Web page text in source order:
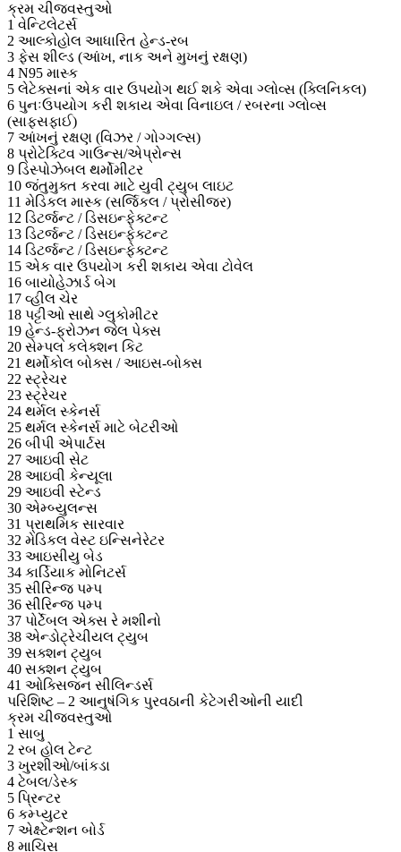
ક્રમ ચીજવસ્તુઓ
1 વેન્ટિલેટર્સ
2 આલ્કોહોલ આધારિત હેન્ડ-રબ
3 ફેસ શીલ્ડ (આંખ, નાક અને મુખનું રક્ષણ)
4 N95 માસ્ક
5 લેટેક્સનાં એક વાર ઉપયોગ થઈ શકે એવા ગ્લોવ્સ (ક્લિનિકલ)
6 પુનઃઉપયોગ કરી શકાય એવા વિનાઇલ / રબરના ગ્લોવ્સ
(સાફસફાઈ)
7 આંખનું રક્ષણ (વિઝર / ગોગ્ગલ્સ)
8 પ્રોટેક્ટિવ ગાઉન્સ/એપ્રોન્સ
9 ડિસ્પોઝેબલ થર્મોમીટર
10 જંતુમુક્ત કરવા માટે યુવી ટ્યુબ લાઇટ
11 મેડિકલ માસ્ક (સર્જિકલ / પ્રોસીજર)
12 ડિટર્જન્ટ / ડિસઇન્ફેક્ટન્ટ
13 ડિટર્જન્ટ / ડિસઇન્ફેક્ટન્ટ
14 ડિટર્જન્ટ / ડિસઇન્ફેક્ટન્ટ
15 એક વાર ઉપયોગ કરી શકાય એવા ટોવેલ
16 બાયોહેઝાર્ડ બેગ
17 વ્હીલ ચેર
18 પટ્ટીઓ સાથે ગ્લુકોમીટર
19 હેન્ડ-ફ્રોઝન જેલ પેક્સ
20 સેમ્પલ કલેક્શન કિટ
21 થર્મોકોલ બોક્સ / આઇસ-બોક્સ
22 સ્ટ્રેચર
23 સ્ટ્રેચર
24 થર્મલ સ્કેનર્સ
25 થર્મલ સ્કેનર્સ માટે બેટરીઓ
26 બીપી એપાર્ટસ
27 આઇવી સેટ
28 આઇવી કેન્યૂલા
29 આઇવી સ્ટેન્ડ
30 એમ્બ્યુલન્સ
31 પ્રાથમિક સારવાર
32 મેડિકલ વેસ્ટ ઇન્સિનેરેટર
33 આઇસીયુ બેડ
34 કાર્ડિયાક મોનિટર્સ
35 સીરિન્જ પમ્પ
36 સીરિન્જ પમ્પ
37 પોર્ટેબલ એક્સ રે મશીનો
38 એન્ડોટ્રેચીયલ ટ્યુબ
39 સક્શન ટ્યુબ
40 સક્શન ટ્યુબ
41 ઓક્સિજન સીલિન્ડર્સ
પરિશિષ્ટ – 2 આનુષંગિક પુરવઠાની કેટેગરીઓની યાદી
ક્રમ ચીજવસ્તુઓ
1 સાબુ
2 રબ હોલ ટેન્ટ
3 ખુરશીઓ/બાંકડા
4 ટેબલ/ડેસ્ક
5 પ્રિન્ટર
6 કમ્પ્યુટર
7 એક્ષ્ટેન્શન બોર્ડ
8 માચિસ